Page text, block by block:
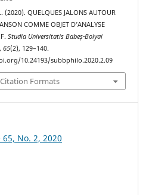
(2020). QUELQUES JALONS AUTOUR
COMME OBJET D’ANALYSE
Studia Universitatis Babeș-Bolyai
,65(2), 129–140.
10.24193/subbphilo.2020.2.09
Formats
No. 2, 2020